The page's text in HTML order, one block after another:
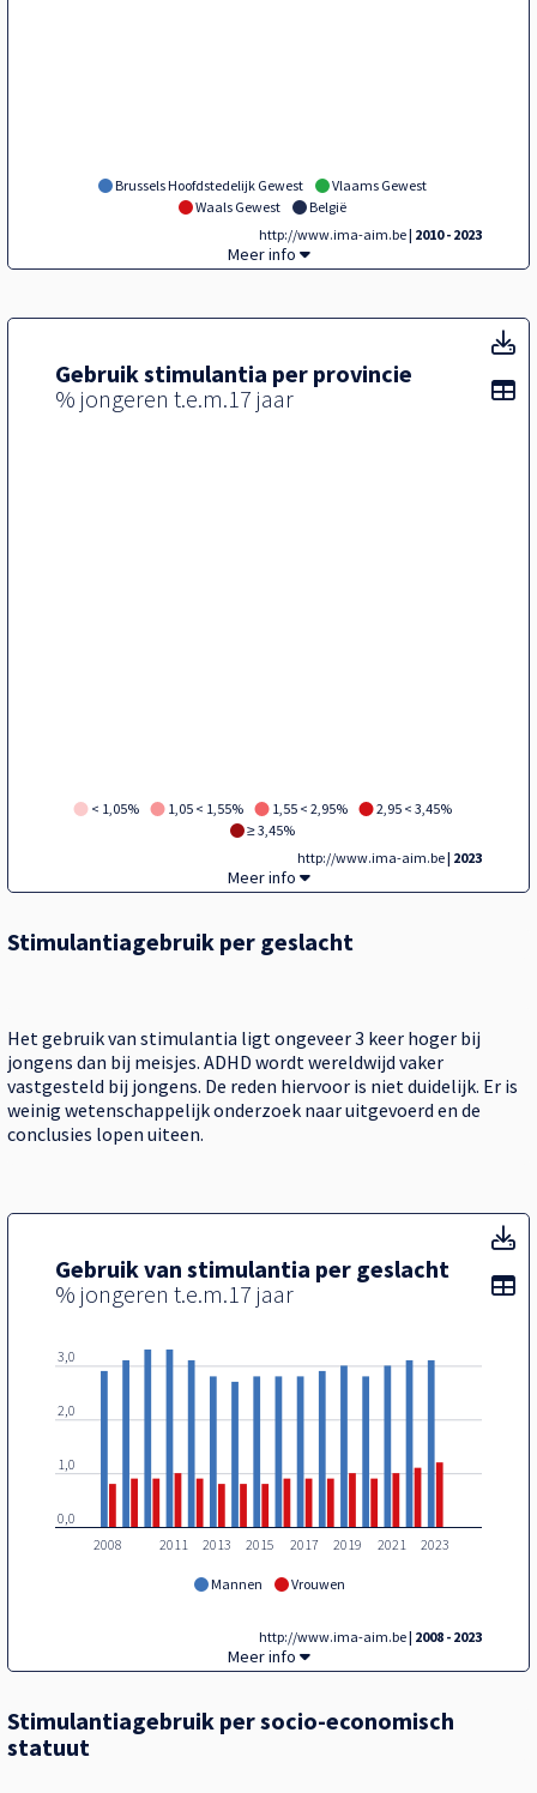
Brussels Hoofdstedelijk Gewest
Vlaams Gewest
Waals Gewest
België
http://www.ima-aim.be| 2010 - 2023
Tegel,
Meer info
Gebruik stimulantia per provincie
% jongeren t.e.m.17 jaar
< 1,05% 1,05 < 1,55% 1,55 < 2,95%
2,95 < 3,45%
≥ 3,45%
http://www.ima-aim.be| 2023
Tegel,
Meer info
Stimulantiagebruik per geslacht
Het gebruik van stimulantia ligt ongeveer 3 keer hoger bij
jongens dan bij meisjes. ADHD wordt wereldwijd vaker
vastgesteld bij jongens. De reden hiervoor is niet duidelijk. Er is
weinig wetenschappelijk onderzoek naar uitgevoerd en de
conclusies lopen uiteen.
Gebruik van stimulantia per geslacht
% jongeren t.e.m.17 jaar
Mannen Vrouwen
2008 2011 2013 2015 2017 2019 2021 2023
0,0
1,0
2,0
3,0
http://www.ima-aim.be| 2008 - 2023
Gebruik van stimulantia per geslacht,
Meer info
Stimulantiagebruik per socio-economisch
statuut